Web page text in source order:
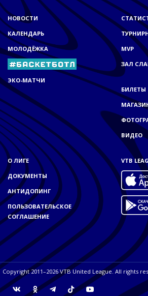
НОВОСТИ
КАЛЕНДАРЬ
МОЛОДЁЖКА
ЭКО-МАТЧИ
MVP
ЗАЛ
БИЛЕТЫ
ВИДЕО
О ЛИГЕ
ДОКУМЕНТЫ
АНТИДОПИНГ
ПОЛЬЗОВАТЕЛЬСКОЕ
СОГЛАШЕНИЕ
VTB
Copyright 2011–2026 VTB United League. All rights